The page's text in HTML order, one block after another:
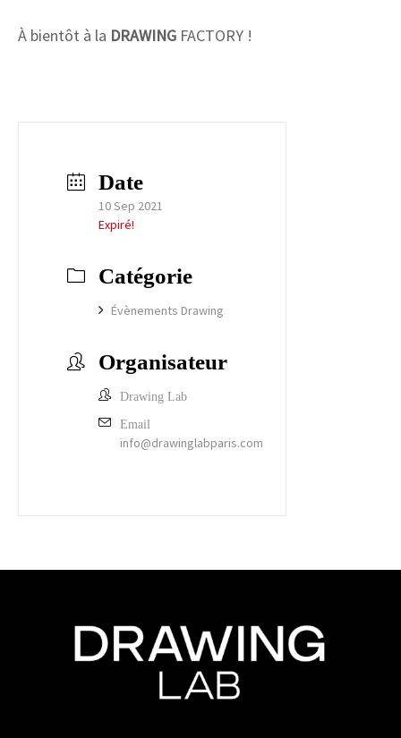
À bientôt à la DRAWING FACTORY !
Date
10 Sep 2021
Expiré!
Catégorie
Évènements Drawing
Organisateur
Drawing Lab
Email
info@drawinglabparis.com